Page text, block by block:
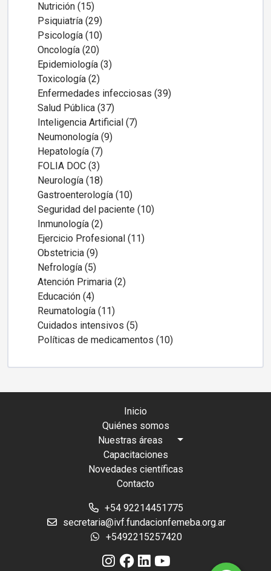
Nutrición (15)
Psiquiatría (29)
Psicología (10)
Oncología (20)
Epidemiología (3)
Toxicología (2)
Enfermedades infecciosas (39)
Salud Pública (37)
Inteligencia Artificial (7)
Neumonología (9)
Hepatología (7)
FOLIA DOC (3)
Neurología (18)
Gastroenterología (10)
Seguridad del paciente (10)
Inmunología (2)
Ejercicio Profesional (11)
Obstetricia (9)
Nefrología (5)
Atención Primaria (2)
Educación (4)
Reumatología (11)
Cuidados intensivos (5)
Políticas de medicamentos (10)
Inicio
Quiénes somos
Nuestras áreas
Capacitaciones
Novedades científicas
Contacto
+54 92214451775
secretaria@ivf.fundacionfemeba.org.ar
+5492215257420